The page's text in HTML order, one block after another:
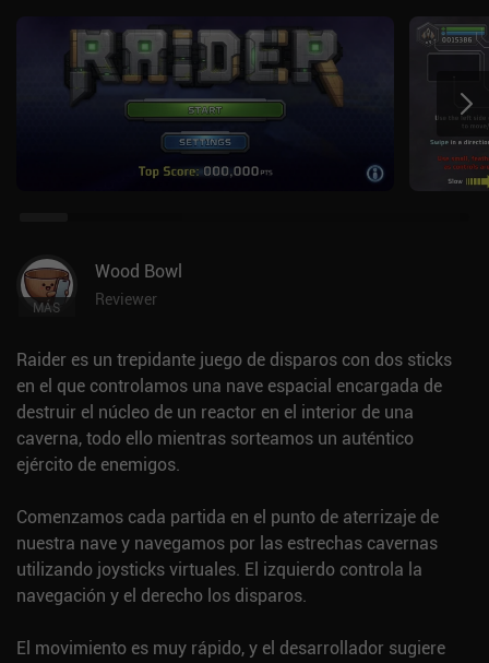
MÁS
Wood Bowl
Reviewer
Raider es un trepidante juego de disparos con dos sticks
en el que controlamos una nave espacial encargada de
destruir el núcleo de un reactor en el interior de una
caverna, todo ello mientras sorteamos un auténtico
ejército de enemigos.
Comenzamos cada partida en el punto de aterrizaje de
nuestra nave y navegamos por las estrechas cavernas
utilizando joysticks virtuales. El izquierdo controla la
navegación y el derecho los disparos.
El movimiento es muy rápido, y el desarrollador sugiere